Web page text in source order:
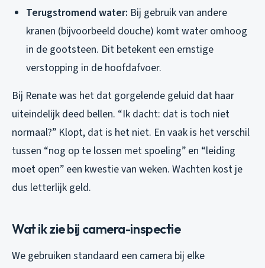
Terugstromend water: Bij gebruik van andere
kranen (bijvoorbeeld douche) komt water omhoog
in de gootsteen. Dit betekent een ernstige
verstopping in de hoofdafvoer.
Bij Renate was het dat gorgelende geluid dat haar
uiteindelijk deed bellen. “Ik dacht: dat is toch niet
normaal?” Klopt, dat is het niet. En vaak is het verschil
tussen “nog op te lossen met spoeling” en “leiding
moet open” een kwestie van weken. Wachten kost je
dus letterlijk geld.
Wat ik zie bij camera-inspectie
We gebruiken standaard een camera bij elke